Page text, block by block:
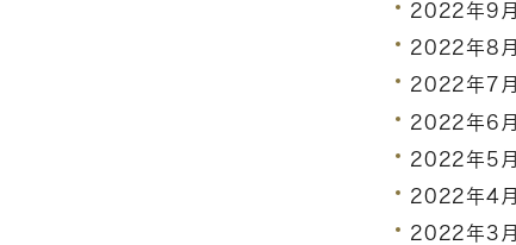
2022年9月
2022年8月
2022年7月
2022年6月
2022年5月
2022年4月
2022年3月